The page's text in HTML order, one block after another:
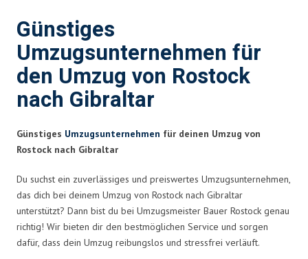
Günstiges
Umzugsunternehmen für
den Umzug von Rostock
nach Gibraltar
Günstiges Umzugsunternehmen für deinen Umzug von
Rostock nach Gibraltar
Du suchst ein zuverlässiges und preiswertes Umzugsunternehmen,
das dich bei deinem Umzug von Rostock nach Gibraltar
unterstützt? Dann bist du bei Umzugsmeister Bauer Rostock genau
richtig! Wir bieten dir den bestmöglichen Service und sorgen
dafür, dass dein Umzug reibungslos und stressfrei verläuft.